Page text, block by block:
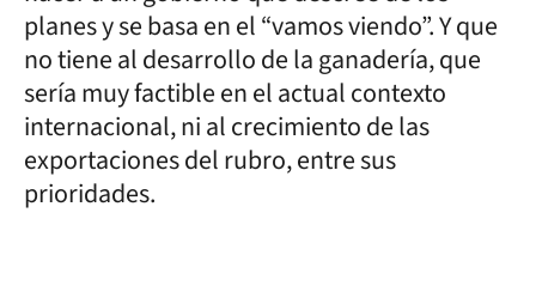
planes y se basa en el “vamos viendo”. Y que
no tiene al desarrollo de la ganadería, que
sería muy factible en el actual contexto
internacional, ni al crecimiento de las
exportaciones del rubro, entre sus
prioridades.